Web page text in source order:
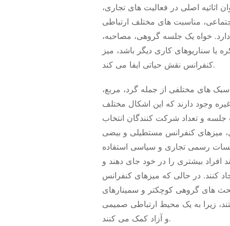
اثاثیه اصلی در فعالیت های تجاری،
مناسبت های مختلف ارتباطی
خواه یک جلسه گروهی، مصاحبه،
یا سناریوهای کاری دیگر باشد، میز
کنفرانس نقش حیاتی ایفا می کند.
های مختلفی از جمله گرد، مربع،
وجود دارند که این اشکال مختلف
و تعداد شرکت کنندگان انتخاب
میزهای کنفرانس مستطیلی و بیضی
رسمی تجاری و سیاسی استفاده
افراد بیشتری را در خود جای دهند و
کنند. در حالی که میزهای کنفرانس
های گروهی کوچکتر و سمینارهای
زیرا به یک محیط ارتباطی صمیمی
و آزاد کمک می کنند.